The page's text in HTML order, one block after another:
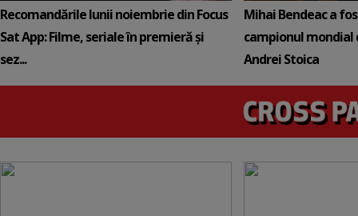
Recomandările lunii noiembrie din Focus
Sat App: Filme, seriale în premieră și
sez...
Mihai Bendeac a
campionul mondial
Andrei Stoica